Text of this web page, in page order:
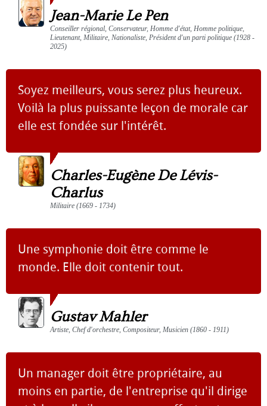
Jean-Marie Le Pen
Conseiller régional, Conservateur, Homme d'état, Homme politique,
Lieutenant, Militaire, Nationaliste, Président d'un parti politique (1928 -
2025)
Soyez meilleurs, vous serez plus heureux.
Voilà la plus puissante leçon de morale car
elle est fondée sur l'intérêt.
Charles-Eugène De Lévis-
Charlus
Militaire (1669 - 1734)
Une symphonie doit être comme le
monde. Elle doit contenir tout.
Gustav Mahler
Artiste, Chef d'orchestre, Compositeur, Musicien (1860 - 1911)
Un manager doit être propriétaire, au
moins en partie, de l'entreprise qu'il dirige